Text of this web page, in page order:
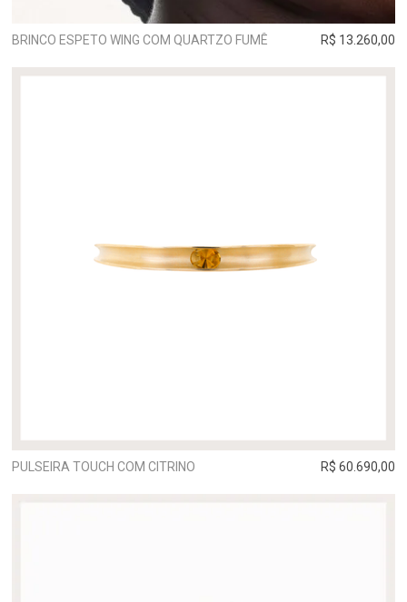
BRINCO ESPETO WING COM QUARTZO FUMÊ R$ 13.260,00
PULSEIRA TOUCH COM CITRINO R$ 60.690,00